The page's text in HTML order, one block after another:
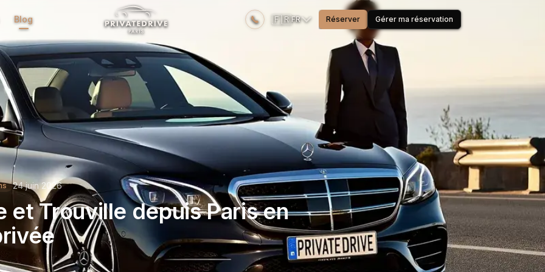
Blog 🇫🇷FR Réserver Gérer ma réservation
24 juin 2026
et Trouville depuis Paris en